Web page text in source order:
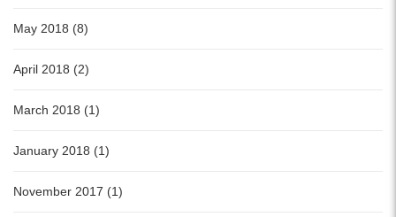
May 2018 (8)
April 2018 (2)
March 2018 (1)
January 2018 (1)
November 2017 (1)